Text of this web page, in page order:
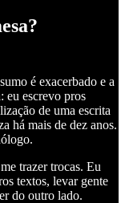
é exacerbado e a
eu escrevo pros
de uma escrita
há mais de dez anos.
trazer trocas. Eu
textos, levar gente
do outro lado.